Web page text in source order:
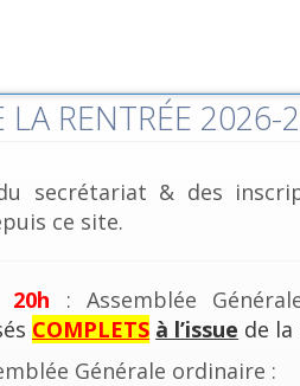
LA RENTRÉE 2026-
secrétariat & des
ce site.
: Assemblée
COMPLETS à l’issue de
Générale ordinaire :